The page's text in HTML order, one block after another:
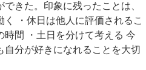
きた。印象に残ったことは、
く ・休日は他人に評価されるこ
時間 ・土日を分けて考える 今
自分が好きになれることを大切